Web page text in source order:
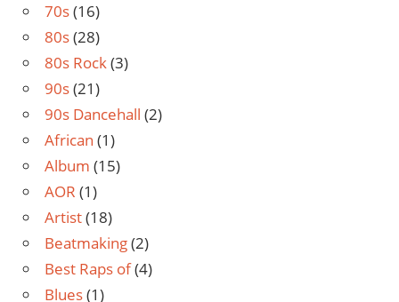
70s(16)
80s(28)
80s Rock(3)
90s(21)
90s Dancehall (2)
African (1)
Album (15)
AOR (1)
Artist(18)
Beatmaking(2)
Best Raps of(4)
Blues(1)